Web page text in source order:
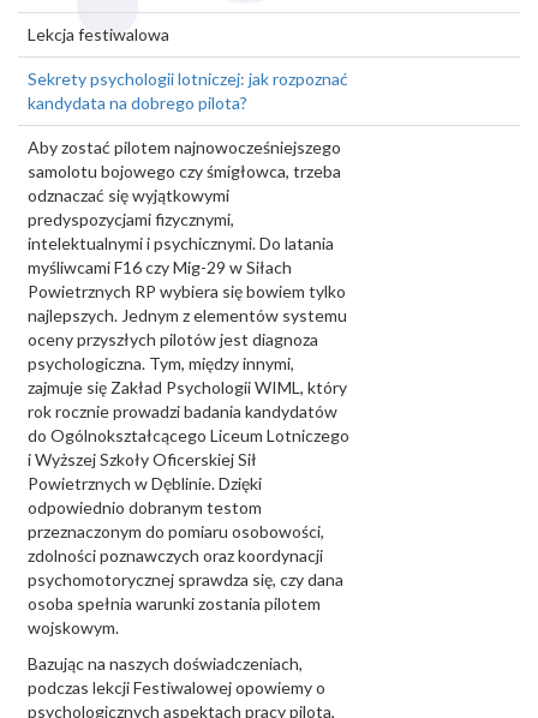
Lekcja festiwalowa
Sekrety psychologii lotniczej: jak rozpoznać
kandydata na dobrego pilota?
Aby zostać pilotem najnowocześniejszego
samolotu bojowego czy śmigłowca, trzeba
odznaczać się wyjątkowymi
predyspozycjami fizycznymi,
intelektualnymi i psychicznymi. Do latania
myśliwcami F16 czy Mig-29 w Siłach
Powietrznych RP wybiera się bowiem tylko
najlepszych. Jednym z elementów systemu
oceny przyszłych pilotów jest diagnoza
psychologiczna. Tym, między innymi,
zajmuje się Zakład Psychologii WIML, który
rok rocznie prowadzi badania kandydatów
do Ogólnokształcącego Liceum Lotniczego
i Wyższej Szkoły Oficerskiej Sił
Powietrznych w Dęblinie. Dzięki
odpowiednio dobranym testom
przeznaczonym do pomiaru osobowości,
zdolności poznawczych oraz koordynacji
psychomotorycznej sprawdza się, czy dana
osoba spełnia warunki zostania pilotem
wojskowym.
Bazując na naszych doświadczeniach,
podczas lekcji Festiwalowej opowiemy o
psychologicznych aspektach pracy pilota,